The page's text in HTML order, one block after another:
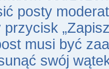
posty
przycisk
musi być
swój